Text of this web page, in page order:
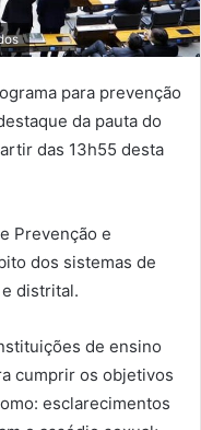
para prevenção
da pauta do
das 13h55 desta
Prevenção e
dos sistemas de
distrital.
de ensino
cumprir os objetivos
esclarecimentos